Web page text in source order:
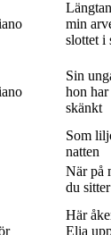
min
slottet i
Sin
hon
skänkt
Som
natten
När på
du sitter
Här
Elia